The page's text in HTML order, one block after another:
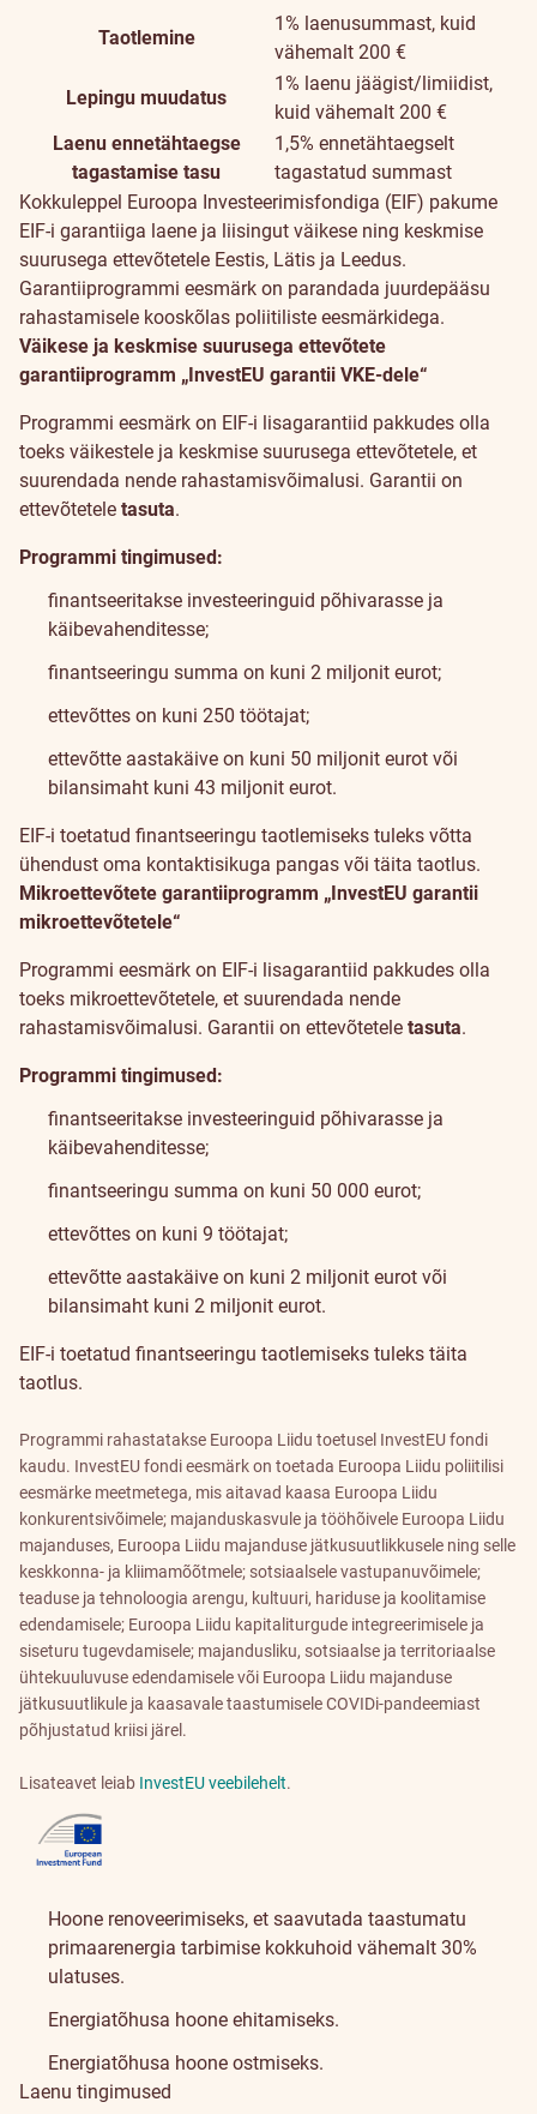
Taotlemine
1% laenusummast, kuid
vähemalt 200 €
Lepingu muudatus
1% laenu jäägist/limiidist,
kuid vähemalt 200 €
Laenu ennetähtaegse
tagastamise tasu
1,5% ennetähtaegselt
tagastatud summast
Kokkuleppel Euroopa Investeerimisfondiga (EIF) pakume
EIF-i garantiiga laene ja liisingut väikese ning keskmise
suurusega ettevõtetele Eestis, Lätis ja Leedus.
Garantiiprogrammi eesmärk on parandada juurdepääsu
rahastamisele kooskõlas poliitiliste eesmärkidega.
Väikese ja keskmise suurusega ettevõtete
garantiiprogramm „InvestEU garantii VKE-dele“
Programmi eesmärk on EIF-i lisagarantiid pakkudes olla
toeks väikestele ja keskmise suurusega ettevõtetele, et
suurendada nende rahastamisvõimalusi. Garantii on
ettevõtetele tasuta.
Programmi tingimused:
finantseeritakse investeeringuid põhivarasse ja
käibevahenditesse;
finantseeringu summa on kuni 2 miljonit eurot;
ettevõttes on kuni 250 töötajat;
ettevõtte aastakäive on kuni 50 miljonit eurot või
bilansimaht kuni 43 miljonit eurot.
EIF-i toetatud finantseeringu taotlemiseks tuleks võtta
ühendust oma kontaktisikuga pangas või täita taotlus.
Mikroettevõtete garantiiprogramm „InvestEU garantii
mikroettevõtetele“
Programmi eesmärk on EIF-i lisagarantiid pakkudes olla
toeks mikroettevõtetele, et suurendada nende
rahastamisvõimalusi. Garantii on ettevõtetele tasuta.
Programmi tingimused:
finantseeritakse investeeringuid põhivarasse ja
käibevahenditesse;
finantseeringu summa on kuni 50 000 eurot;
ettevõttes on kuni 9 töötajat;
ettevõtte aastakäive on kuni 2 miljonit eurot või
bilansimaht kuni 2 miljonit eurot.
EIF-i toetatud finantseeringu taotlemiseks tuleks täita
taotlus.
Programmi rahastatakse Euroopa Liidu toetusel InvestEU fondi
kaudu. InvestEU fondi eesmärk on toetada Euroopa Liidu poliitilisi
eesmärke meetmetega, mis aitavad kaasa Euroopa Liidu
konkurentsivõimele; majanduskasvule ja tööhõivele Euroopa Liidu
majanduses, Euroopa Liidu majanduse jätkusuutlikkusele ning selle
keskkonna- ja kliimamõõtmele; sotsiaalsele vastupanuvõimele;
teaduse ja tehnoloogia arengu, kultuuri, hariduse ja koolitamise
edendamisele; Euroopa Liidu kapitaliturgude integreerimisele ja
siseturu tugevdamisele; majandusliku, sotsiaalse ja territoriaalse
ühtekuuluvuse edendamisele või Euroopa Liidu majanduse
jätkusuutlikule ja kaasavale taastumisele COVIDi-pandeemiast
põhjustatud kriisi järel.
Lisateavet leiab InvestEU veebilehelt.
Hoone renoveerimiseks, et saavutada taastumatu
primaarenergia tarbimise kokkuhoid vähemalt 30%
ulatuses.
Energiatõhusa hoone ehitamiseks.
Energiatõhusa hoone ostmiseks.
Laenu tingimused